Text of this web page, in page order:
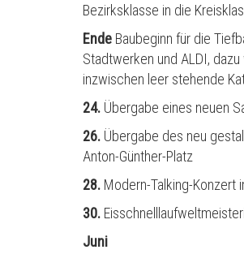
Bezirksklasse in die
Ende Baubeginn für die
Stadtwerken und ALDI,
inzwischen leer stehende
24. Übergabe eines neuen
26. Übergabe des neu
Anton-Günther-Platz
28. Modern-Talking-Konzert
30.
Juni